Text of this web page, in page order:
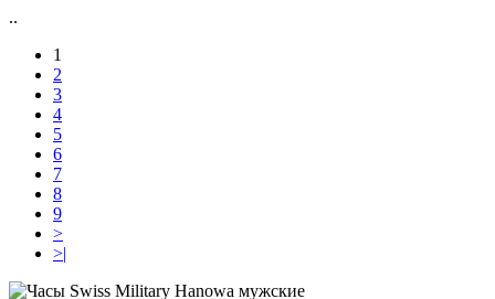
..
1
2
3
4
5
6
7
8
9
>
>|